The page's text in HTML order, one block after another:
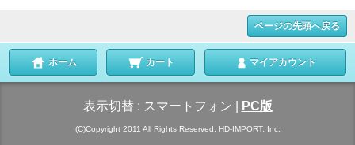
ページの先頭へ戻る
ホーム カート マイアカウント
表示切替 : スマートフォン PC版
(C)Copyright 2011 All Rights Reserved, HD-IMPORT, Inc.